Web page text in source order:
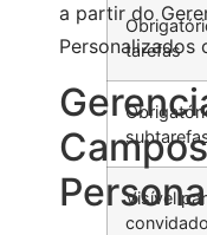
tarefas
Visível
a partir do
Personalizados
Campos